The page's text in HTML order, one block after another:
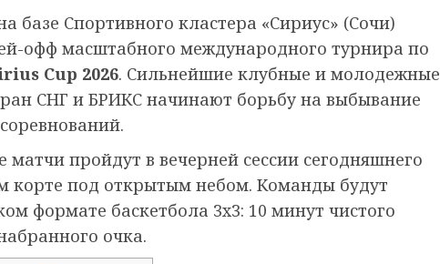
базе Спортивного кластера «Сириус» (Сочи)
офф масштабного международного турнира по
Cup 2026. Сильнейшие клубные и молодежные
СНГ и БРИКС начинают борьбу на выбывание
матчи пройдут в вечерней сессии сегодняшнего
корте под открытым небом. Команды будут
формате баскетбола 3х3: 10 минут чистого
очка.